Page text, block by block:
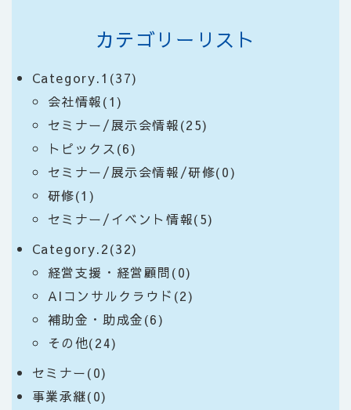
カテゴリーリスト
Category.1(37)
会社情報(1)
セミナー/展示会情報(25)
トピックス(6)
セミナー/展示会情報/研修(0)
研修(1)
セミナー/イベント情報(5)
Category.2(32)
経営支援・経営顧問(0)
AIコンサルクラウド(2)
補助金・助成金(6)
その他(24)
セミナー(0)
事業承継(0)